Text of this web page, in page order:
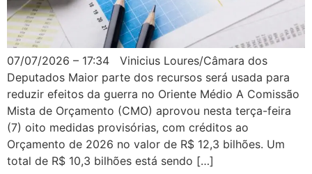
07/07/2026 – 17:34 Vinicius Loures/Câmara dos
Deputados Maior parte dos recursos será usada para
reduzir efeitos da guerra no Oriente Médio A Comissão
Mista de Orçamento (CMO) aprovou nesta terça-feira
(7) oito medidas provisórias, com créditos ao
Orçamento de 2026 no valor de R$ 12,3 bilhões. Um
total de R$ 10,3 bilhões está sendo […]